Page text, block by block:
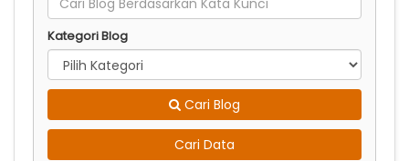
Kategori Blog
Cari Blog
Cari Data